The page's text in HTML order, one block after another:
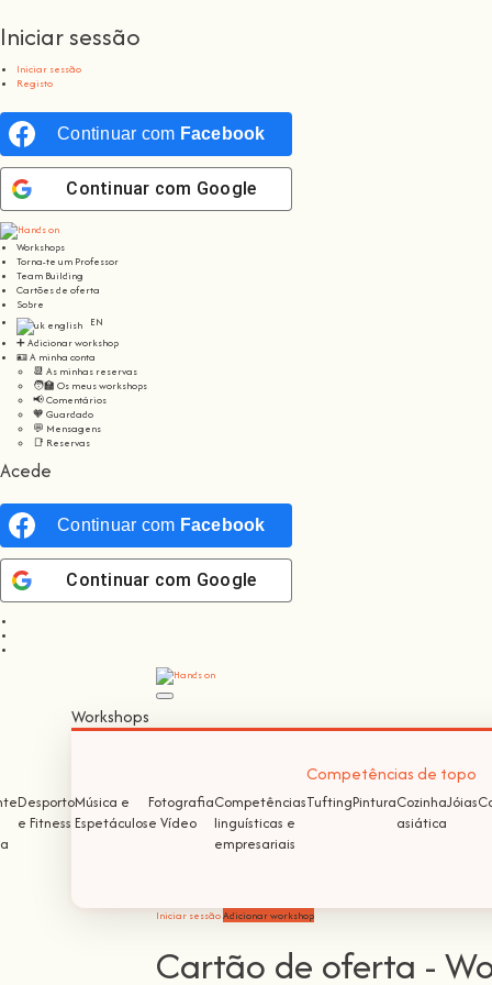
Iniciar sessão
Iniciar sessão
Registo
Continuar com Facebook
Continuar com Google
Workshops
Torna-te um Professor
Team Building
Cartões de oferta
Sobre
EN
➕ Adicionar workshop
🪪 A minha conta
📆 As minhas reservas
🧑‍🏫 Os meus workshops
📢 Comentários
🧡 Guardado
💬 Mensagens
📑 Reservas
Acede
Continuar com Facebook
Continuar com Google
Workshops
Desporto
e Fitness
Música e
Espetáculos
Fotografia
e Vídeo
Competências
linguísticas e
empresariais
Competências de topo
TuftingPinturaCozinha
asiática
Jóias
Iniciar sessãoAdicionar workshop
Cartão de oferta -